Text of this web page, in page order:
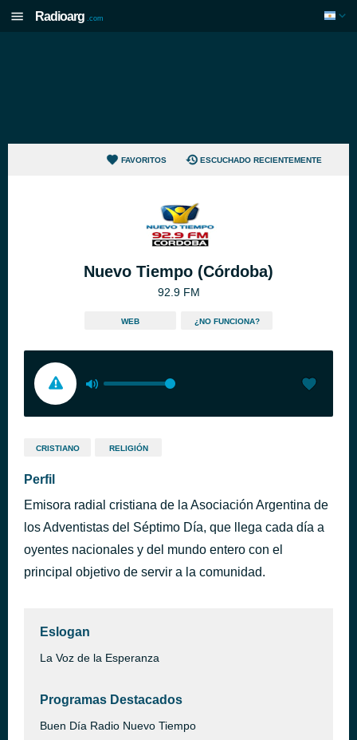
Radioarg .com
FAVORITOS ESCUCHADO RECIENTEMENTE
Nuevo Tiempo (Córdoba)
92.9 FM
WEB ¿NO FUNCIONA?
CRISTIANO RELIGIÓN
Perfil
Emisora radial cristiana de la Asociación Argentina de
los Adventistas del Séptimo Día, que llega cada día a
oyentes nacionales y del mundo entero con el
principal objetivo de servir a la comunidad.
Eslogan
La Voz de la Esperanza
Programas Destacados
Buen Día Radio Nuevo Tiempo